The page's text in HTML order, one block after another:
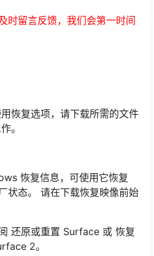
时留言反馈，我们会第一时间
恢复选项，请下载所需的文件
。
恢复信息，可使用它恢复
状态。 请在下载恢复映像前始
还原或重置 Surface 或 恢复
2。